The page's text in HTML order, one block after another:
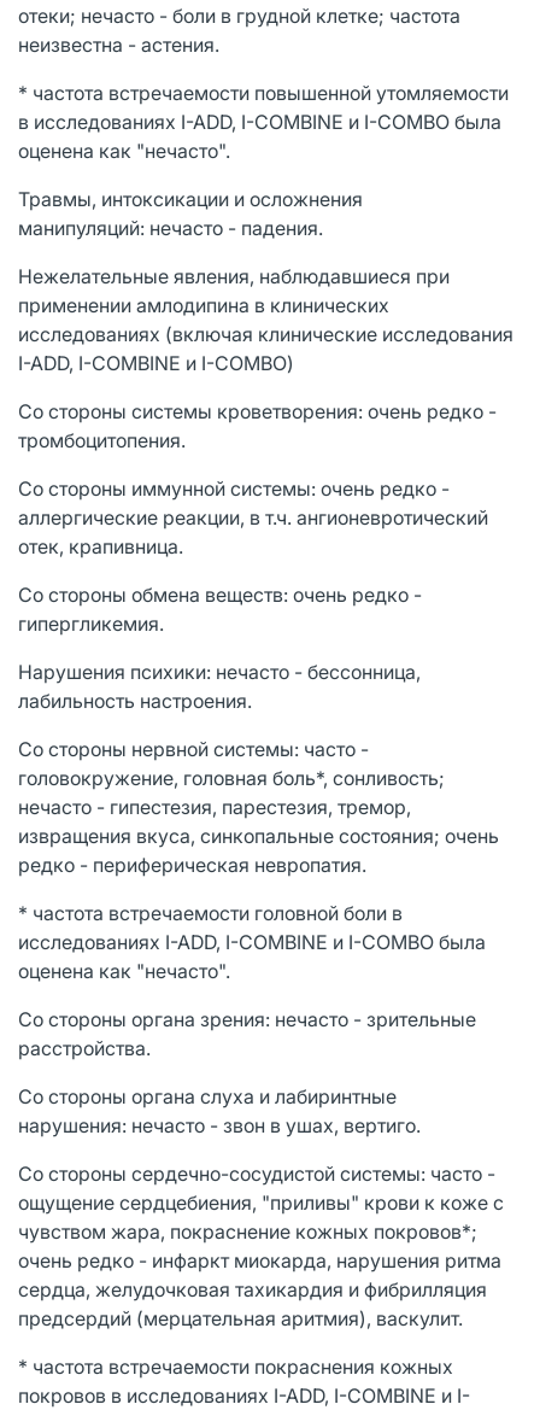
отеки; нечасто - боли в грудной клетке; частота
неизвестна - астения.
* частота встречаемости повышенной утомляемости
в исследованиях I-ADD, I-COMBINE и I-COMBO была
оценена как "нечасто".
Травмы, интоксикации и осложнения
манипуляций: нечасто - падения.
Нежелательные явления, наблюдавшиеся при
применении амлодипина в клинических
исследованиях (включая клинические исследования
I-ADD, I-COMBINE и I-COMBO)
Со стороны системы кроветворения: очень редко -
тромбоцитопения.
Со стороны иммунной системы: очень редко -
аллергические реакции, в т.ч. ангионевротический
отек, крапивница.
Со стороны обмена веществ: очень редко -
гипергликемия.
Нарушения психики: нечасто - бессонница,
лабильность настроения.
Со стороны нервной системы: часто -
головокружение, головная боль*, сонливость;
нечасто - гипестезия, парестезия, тремор,
извращения вкуса, синкопальные состояния; очень
редко - периферическая невропатия.
* частота встречаемости головной боли в
исследованиях I-ADD, I-COMBINE и I-СОМВО была
оценена как "нечасто".
Со стороны органа зрения: нечасто - зрительные
расстройства.
Со стороны органа слуха и лабиринтные
нарушения: нечасто - звон в ушах, вертиго.
Со стороны сердечно-сосудистой системы: часто -
ощущение сердцебиения, "приливы" крови к коже с
чувством жара, покраснение кожных покровов*;
очень редко - инфаркт миокарда, нарушения ритма
сердца, желудочковая тахикардия и фибрилляция
предсердий (мерцательная аритмия), васкулит.
* частота встречаемости покраснения кожных
покровов в исследованиях I-ADD, I-COMBINE и I-